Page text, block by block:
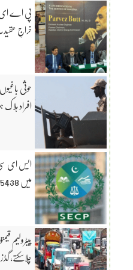
پی اے ای
خراجِ
افراد
میں 5438 نئی کمپنیاں رجسٹرڈ
پیٹرولیم
چلاسکتے،